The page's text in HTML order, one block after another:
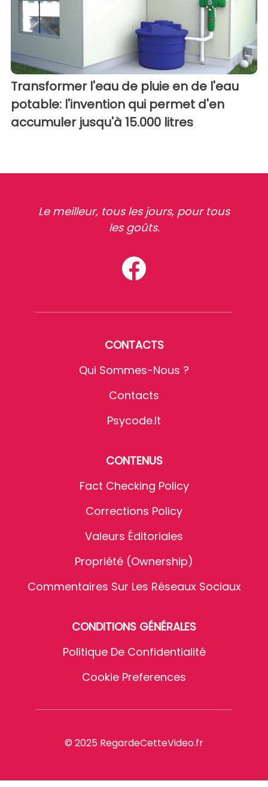
Transformer l'eau de pluie en de l'eau
potable: l'invention qui permet d'en
accumuler jusqu'à 15.000 litres
Le meilleur, tous les jours, pour tous
les goûts.
CONTACTS
Qui Sommes-Nous ?
Contacts
Psycode.it
CONTENUS
Fact Checking Policy
Corrections Policy
Valeurs Éditoriales
Propriété (Ownership)
Commentaires Sur Les Réseaux Sociaux
CONDITIONS GÉNÉRALES
Politique De Confidentialité
Cookie Preferences
© 2025 RegardeCetteVideo.fr